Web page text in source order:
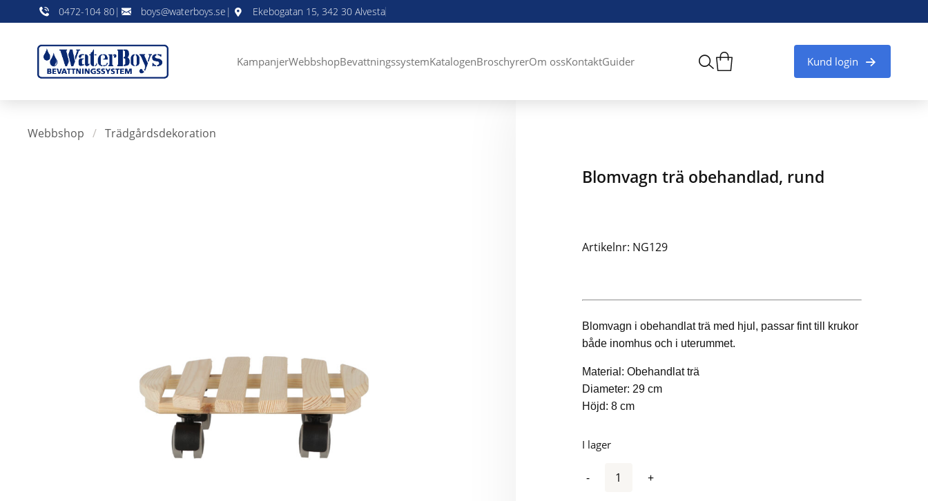
0472-104 80| boys@waterboys.se | Ekebogatan 15, 342 30 Alvesta
KampanjerWebbshopBevattningssystemKatalogenBroschyrerOm ossKontaktGuider Kund login
Webbshop / Trädgårdsdekoration
Blomvagn trä obehandlad, rund
Artikelnr: NG129
Blomvagn i obehandlat trä med hjul, passar fint till krukor
både inomhus och i uterummet.
Material: Obehandlat trä
Diameter: 29 cm
Höjd: 8 cm
I lager